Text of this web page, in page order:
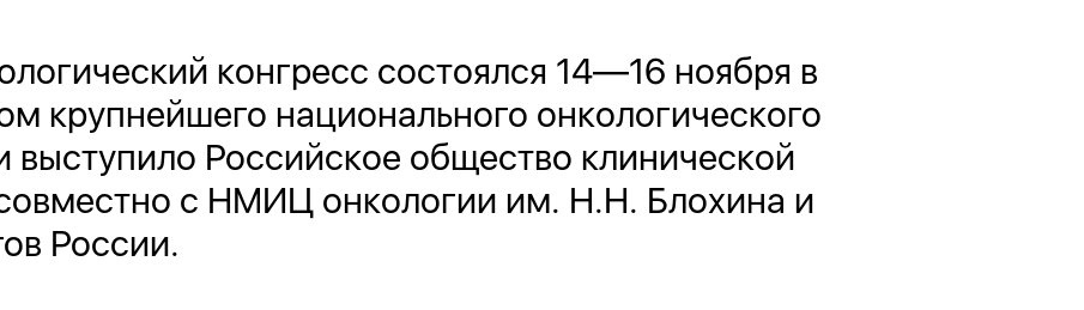
конгресс состоялся 14—16 ноября в
крупнейшего национального онкологического
выступило Российское общество клинической
с НМИЦ онкологии им. Н.Н. Блохина и
России.